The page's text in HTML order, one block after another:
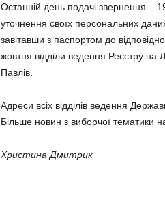
Останній день подачі звернення –
уточнення своїх персональних
завітавши з паспортом до
жовтня відділи ведення Реєстру на
Павлів.
Адреси всіх відділів ведення
Більше новин з виборчої тематики
Христина Дмитрик